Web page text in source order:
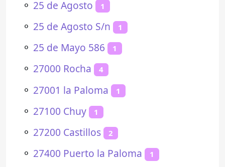
⚬ 25 de Agosto 1
⚬ 25 de Agosto S/n 1
⚬ 25 de Mayo 586 1
⚬ 27000 Rocha 4
⚬ 27001 la Paloma 1
⚬ 27100 Chuy 1
⚬ 27200 Castillos 2
⚬ 27400 Puerto la Paloma 1